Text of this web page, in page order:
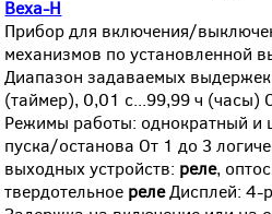
Веха-Н
Прибор для включения/
механизмов по установленной
Диапазон задаваемых выдержек
(таймер), 0,01 с...99,99 ч (часы)
Режимы работы: однократный и
пуска/останова От 1 до 3
выходных устройств: реле,
твердотельное релеДисплей: 4-